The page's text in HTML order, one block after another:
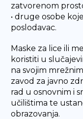
zatvorenom
• druge osobe
poslodavac.
Maske za lice ili
koristiti u
na svojim
zavod za javno
rad u osnovnim i
učilištima te
obrazovanja.